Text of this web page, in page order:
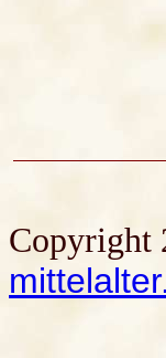
Copyright